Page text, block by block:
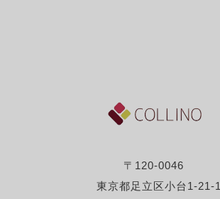
〒120-0046
東京都足立区小台1-21-1